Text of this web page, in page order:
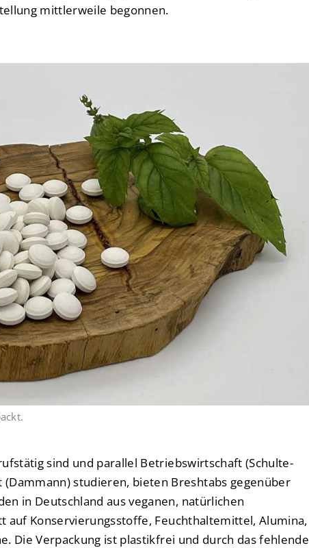
mittlerweile begonnen.
sind und parallel Betriebswirtschaft (Schulte-
studieren, bieten Breshtabs gegenüber
in Deutschland aus veganen, natürlichen
Konservierungsstoffe, Feuchthaltemittel, Alumina,
Die Verpackung ist plastikfrei und durch das fehlende